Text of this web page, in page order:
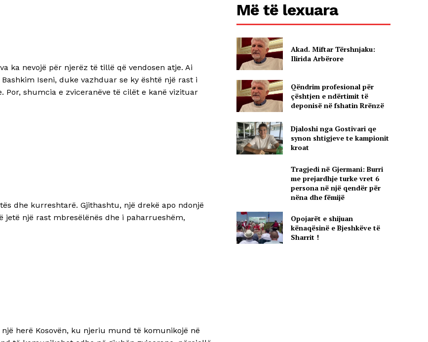
ka nevojë për njerëz të tillë që vendosen atje. Ai
Iseni, duke vazhduar se ky është një rast i
Por, shumcia e zviceranëve të cilët e kanë vizituar
dhe kurreshtarë. Gjithashtu, një drekë apo ndonjë
jetë një rast mbresëlënës dhe i paharrueshëm,
herë Kosovën, ku njeriu mund të komunikojë në
Më të lexuara
Akad. Miftar Tërshnjaku:
Ilirida Arbërore
Qëndrim profesional për
çështjen e ndërtimit të
deponisë në fshatin Rrënzë
Djaloshi nga Gostivari qe
synon shtigjeve te kampionit
kroat
Tragjedi në Gjermani: Burri
me prejardhje turke vret 6
persona në një qendër për
nëna dhe fëmijë
Opojarët e shijuan
kënaqësinë e Bjeshkëve të
Sharrit !